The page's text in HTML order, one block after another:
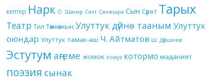
кептер Нарк О. Шакир Салт Санжыра Сын Сүрөт Тарых
Театр Тил Төкмө акын Улуттук дүйнө тааным Улуттук
оюндар Улуттук тамак-аш Ч. Айтматов Ш. Дүйшеев
Эстутум аңгеме жомок комуз котормо маданият
поэзия сынак